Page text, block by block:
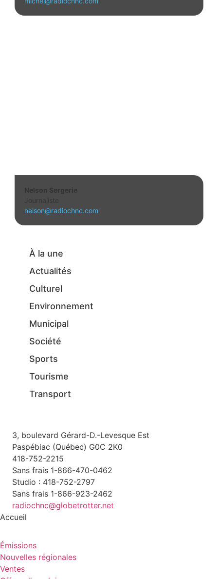
Nelson Sergerie
Journaliste
nelson@radiochnc.com
À la une
Actualités
Culturel
Environnement
Municipal
Société
Sports
Tourisme
Transport
3, boulevard Gérard-D.-Levesque Est
Paspébiac (Québec) G0C 2K0
418-752-2215
Sans frais 1-866-470-0462
Studio : 418-752-2797
Sans frais 1-866-923-2462
radiochnc@globetrotter.net
Accueil
Émissions
Nouvelles régionales
Ventes